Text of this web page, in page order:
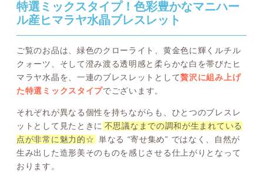
特選ミックスタイプ！色彩豊かなマニハー
ル産ヒマラヤ水晶ブレスレット
ご覧のお品は、緑色のクローライト、黄金色に輝くルチル
クォーツ、そして澄み渡る透明感と柔らかな白を帯びたヒ
マラヤ水晶を、一連のブレスレットとして贅沢に組み上げ
た特選ミックスタイプでございます。
それぞれが異なる個性を持ちながらも、ひとつのブレスレ
ットとして見たときに 不思議なまでの調和が生まれている
点が非常に魅力的☆ 単なる “寄せ集め” ではなく、自然が
生み出した造形美そのものを感じさせる仕上がりとなって
おります。